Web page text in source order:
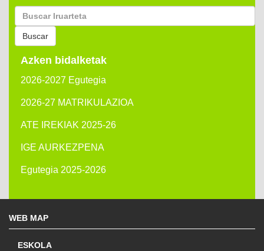
Buscar
por:
Buscar
Azken bidalketak
2026-2027 Egutegia
2026-27 MATRIKULAZIOA
ATE IREKIAK 2025-26
IGE AURKEZPENA
Egutegia 2025-2026
WEB MAP
ESKOLA